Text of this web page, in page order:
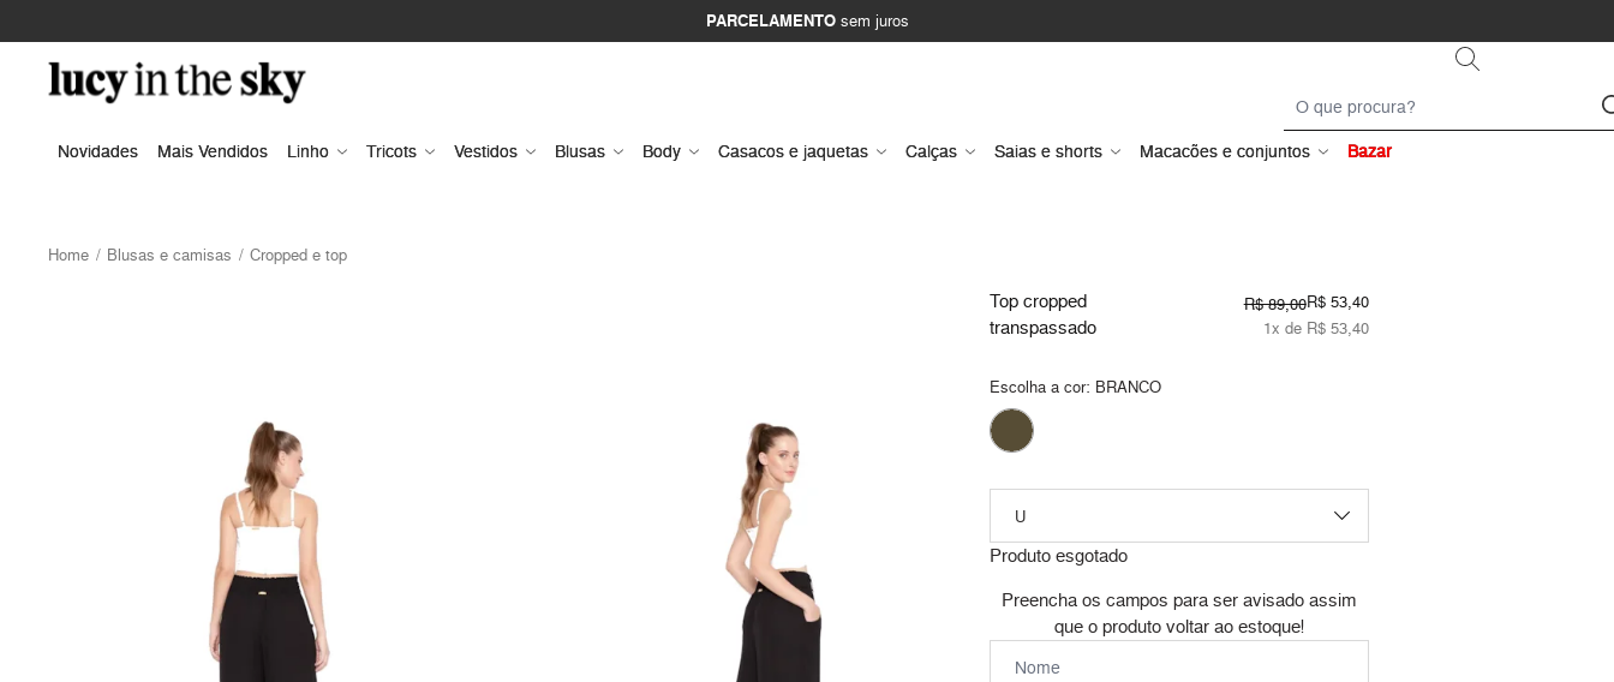
PARCELAMENTOsem juros
Novidades Mais Vendidos Linho Tricots Vestidos Blusas Body Casacos e jaquetas Calças Saias e shorts Macacões e conjuntos Bazar
Home Blusas e camisas Cropped e top
Top cropped
transpassado
R$ 89,00R$ 53,40
1x de R$ 53,40
Escolha a cor: BRANCO
Produto esgotado
Preencha os campos para ser avisado assim
que o produto voltar ao estoque!